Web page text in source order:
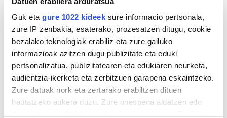
Guk eta gure 1022 kideek sure informacio pertsonala,
zure IP zenbakia, esaterako, prozesatzen ditugu, cookie
bezalako teknologiak erabiliz eta zure gailuko
informazioak azitzen dugu publizitate eta eduki
pertsonalizatua, publizitatearen eta edukiaren neurketa,
audientzia-ikerketa eta zerbitzuen garapena eskaintzeko.
Zure datuak nork eta zertarako erabiltzen dituen
hautatzeko aukera duzu. Zure onespena aldatzen edo
Astekaria
Naturak bere
lekua hartu du
Artikutzako
urtegian
HARTU HITZA